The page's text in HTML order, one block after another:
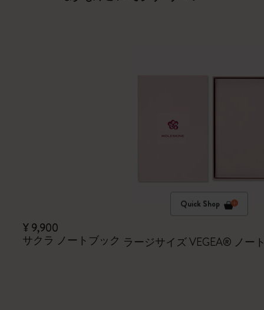
Quick Shop
¥ 9,900
サクラ ノートブック ラージサイズ VEGEA® ノー